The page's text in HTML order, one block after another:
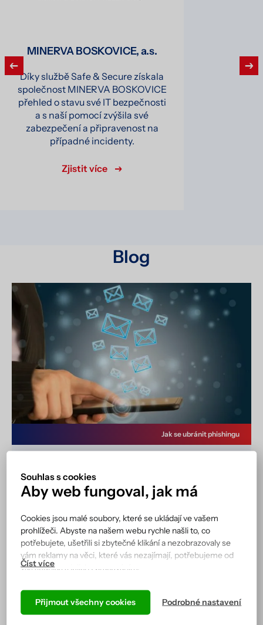
MINERVA BOSKOVICE, a.s.
Díky službě Safe & Secure získala
společnost MINERVA BOSKOVICE
přehled o stavu své IT bezpečnosti
a s naší pomocí zvýšila své
zabezpečení a připravenost na
případné incidenty.
Zjistit více
Blog
Jak se ubránit phishingu
doslova číhá na každém kroku
28. 4. 2025
Phishing je v současné době celosvětově
nejčetnějším kybernetickým útokem a to z toho
důvodu, že je jednoduchý na provedení
a bohužel ve velkém procentu i účinný. Jeho
pojmenování pochází z anglického…
Číst více
Souhlas s cookies
Aby web fungoval, jak má
Cookies jsou malé soubory, které se ukládají ve vašem
prohlížeči. Abyste na našem webu rychle našli to, co
potřebujete, ušetřili si zbytečné klikání a nezobrazovaly se
vám reklamy na věci, které vás nezajímají, potřebujeme od
vás souhlas s jejich zpracováním.
Podle cookies vás náš web totiž pozná a zobrazí se vám tak,
jak jste zvyklí, a hlavně tak, aby všechno správně fungovalo.
Přijmout všechny cookies Podrobné nastavení